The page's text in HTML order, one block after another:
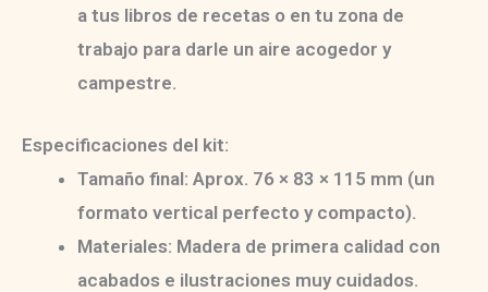
a tus libros de recetas o en tu zona de
trabajo para darle un aire acogedor y
campestre.
Especificaciones del kit:
Tamaño final: Aprox. 76 × 83 × 115 mm (un
formato vertical perfecto y compacto).
Materiales: Madera de primera calidad con
acabados e ilustraciones muy cuidados.